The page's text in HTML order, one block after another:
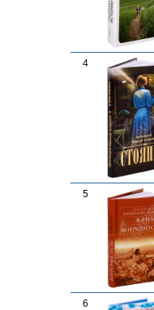
4
5
6